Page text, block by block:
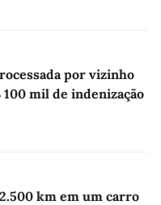
por vizinho
100 mil de indenização
km em um carro